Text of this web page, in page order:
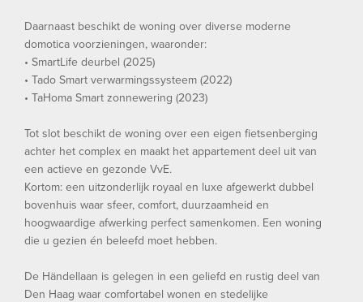
Daarnaast beschikt de woning over diverse moderne
domotica voorzieningen, waaronder:
• SmartLife deurbel (2025)
• Tado Smart verwarmingssysteem (2022)
• TaHoma Smart zonnewering (2023)
Tot slot beschikt de woning over een eigen fietsenberging
achter het complex en maakt het appartement deel uit van
een actieve en gezonde VvE.
Kortom: een uitzonderlijk royaal en luxe afgewerkt dubbel
bovenhuis waar sfeer, comfort, duurzaamheid en
hoogwaardige afwerking perfect samenkomen. Een woning
die u gezien én beleefd moet hebben.
De Händellaan is gelegen in een geliefd en rustig deel van
Den Haag waar comfortabel wonen en stedelijke